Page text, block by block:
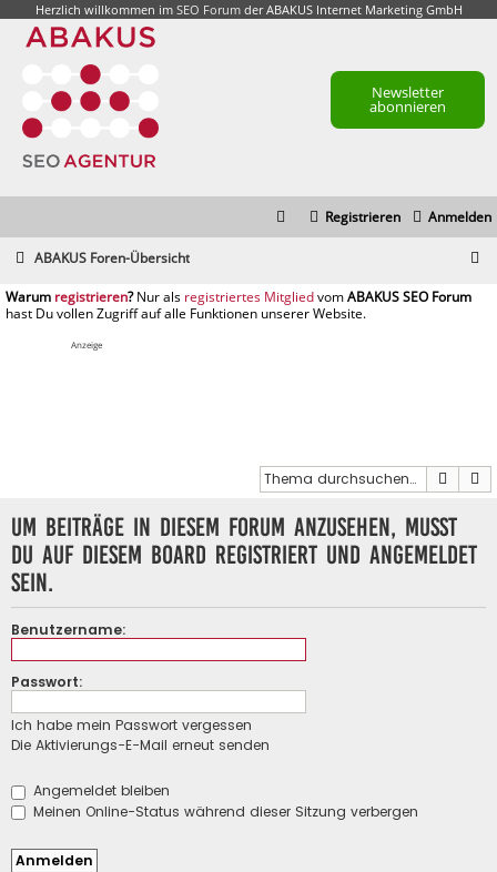
Herzlich willkommen im SEO Forumder ABAKUS Internet Marketing GmbH
Newsletter
abonnieren
Anmelden
Registrieren
ABAKUS Foren-Übersicht
registrieren registriertes Mitglied
Anzeige
Suche
Um Beiträge in diesem Forum anzusehen, musst
du auf diesem Board registriert und angemeldet
sein.
Benutzername:
Passwort:
Ich habe mein Passwort vergessen
Die Aktivierungs-E-Mail erneut senden
Angemeldet bleiben
Meinen Online-Status während dieser Sitzung verbergen